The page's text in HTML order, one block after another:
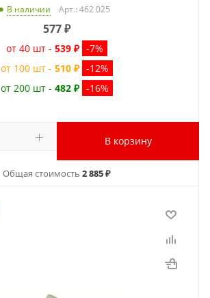
В наличии Арт.: 462 025
577₽
от 40 шт - 539 ₽ -7%
от 100 шт - 510 ₽ -12%
от 200 шт - 482 ₽ -16%
В корзину
Общая стоимость 2 885 ₽